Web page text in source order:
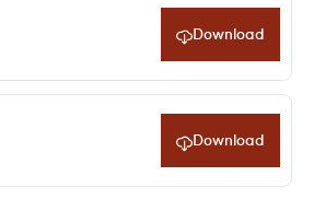
Download
Download